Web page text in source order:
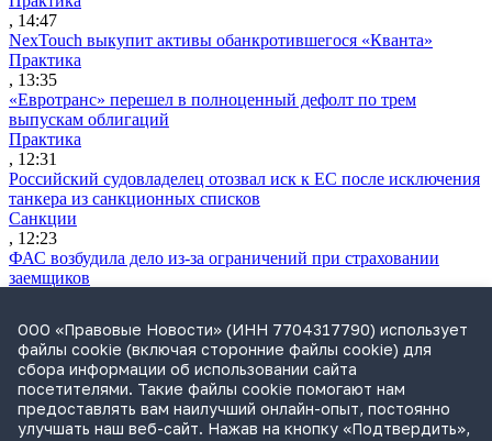
, 14:47
NexTouch выкупит активы обанкротившегося «Кванта»
Практика
, 13:35
«Евротранс» перешел в полноценный дефолт по трем
выпускам облигаций
Практика
, 12:31
Российский судовладелец отозвал иск к ЕС после исключения
танкера из санкционных списков
Санкции
, 12:23
ФАС возбудила дело из-за ограничений при страховании
заемщиков
Самарская ККС приняла отставку главы облсуда Шилова
после проверки Генпрокуратуры
Судьи
, 11:48
ВККС открыла семь новых вакансий
Судьи
ООО «Правовые Новости» (ИНН 7704317790) использует
файлы cookie (включая сторонние файлы cookie) для
сбора информации об использовании сайта
посетителями. Такие файлы cookie помогают нам
предоставлять вам наилучший онлайн-опыт, постоянно
улучшать наш веб-сайт. Нажав на кнопку «Подтвердить»,